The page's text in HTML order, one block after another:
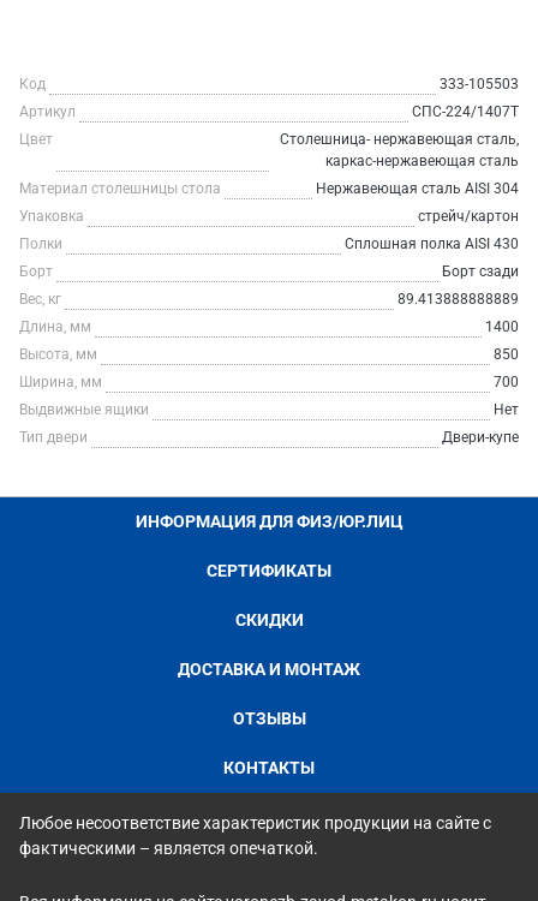
Код
333-105503
Артикул
СПС-224/1407Т
Цвет
Столешница- нержавеющая сталь,
каркас-нержавеющая сталь
Материал столешницы стола
Нержавеющая сталь AISI 304
Упаковка
стрейч/картон
Полки
Сплошная полка AISI 430
Борт
Борт сзади
Вес, кг
89.413888888889
Длина, мм
1400
Высота, мм
850
Ширина, мм
700
Выдвижные ящики
Нет
Тип двери
Двери-купе
ИНФОРМАЦИЯ ДЛЯ ФИЗ/ЮР.ЛИЦ
СЕРТИФИКАТЫ
СКИДКИ
ДОСТАВКА И МОНТАЖ
ОТЗЫВЫ
КОНТАКТЫ
Любое несоответствие характеристик продукции на сайте с
фактическими – является опечаткой.